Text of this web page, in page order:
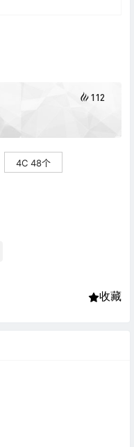
112
4C 48个
收藏